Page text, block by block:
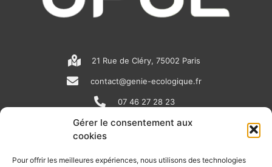
Gérer le consentement aux
cookies
Pour offrir les meilleures expériences, nous utilisons des technologies
21 Rue de Cléry, 75002 Paris
contact@genie-ecologique.fr
07 46 27 28 23
N
e
i
o